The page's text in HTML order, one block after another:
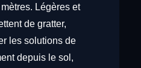
Légères et
de gratter,
les solutions de
depuis le sol,